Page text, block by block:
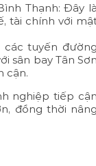
Thạnh: Đây
tài chính với
các tuyến
sân bay Tân
cận.
nghiệp tiếp
đồng thời